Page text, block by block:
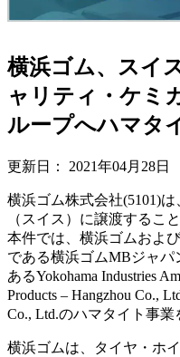
横浜ゴム、スイ
ャリティ・ケミ
ループへハマタ
更新日： 2021年04月28日
横浜ゴム株式会社(5101)
（スイス）に譲渡するこ
本件では、横浜ゴムおよ
である横浜ゴムMBジャ
あるYokohama Industries
Products – Hangzhou Co.,
Co., Ltd.のハマタイト事業
横浜ゴムは、タイヤ・ホ